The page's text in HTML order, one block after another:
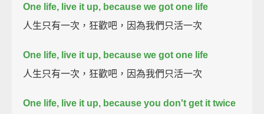
One life, live it up, because we got one life
人生只有一次，狂歡吧，因為我們只活一次
One life, live it up, because we got one life
人生只有一次，狂歡吧，因為我們只活一次
One life, live it up, because you don't get it twice